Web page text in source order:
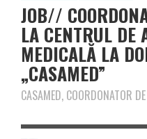
JOB//
LA CENTRUL DE
MEDICALĂ LA
„CASAMED”
CASAMED, COORDONATOR